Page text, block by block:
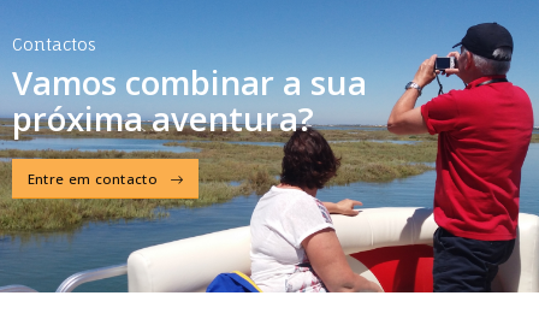
Contactos
Vamos combinar a sua
próxima aventura?
Entre em contacto